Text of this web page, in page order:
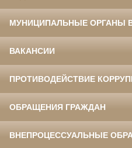
МУНИЦИПАЛЬНЫЕ ОРГАНЫ
ВАКАНСИИ
ПРОТИВОДЕЙСТВИЕ
ОБРАЩЕНИЯ ГРАЖДАН
ВНЕПРОЦЕССУАЛЬНЫЕ